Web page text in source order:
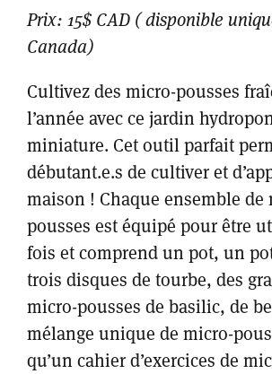
Prix: 15$ CAD ( disponible
Canada)
Cultivez des micro-pousses
l’année avec ce jardin
miniature. Cet outil parfait
débutant.e.s de cultiver et
maison ! Chaque ensemble de
pousses est équipé pour être
fois et comprend un pot, un
trois disques de tourbe, des
micro-pousses de basilic, de
mélange unique de micro-
qu’un cahier d’exercices de